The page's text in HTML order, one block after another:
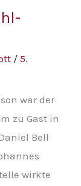
/ 5.
war der
zu Gast in
Bell
wirkte